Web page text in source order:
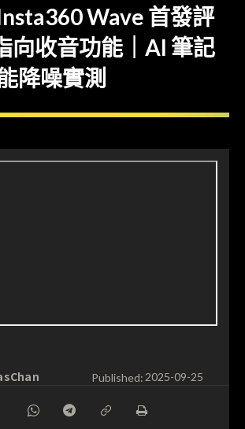
Wave 首發評
向收音功能｜AI 筆記
降噪實測
Published:2025-09-25